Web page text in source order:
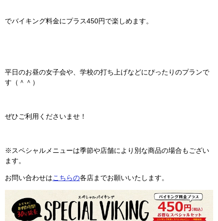
でバイキング料金にプラス450円で楽しめます。
平日のお昼の女子会や、学校の打ち上げなどにぴったりのプランで
す（＾＾）
ぜひご利用くださいませ！
※スペシャルメニューは季節や店舗により別な商品の場合もござい
ます。
お問い合わせはこちらの各店までお願いいたします。